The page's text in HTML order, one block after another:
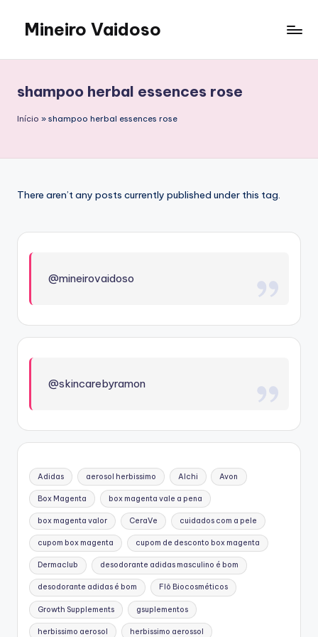
content
Mineiro Vaidoso
Autocuidado
e
Resenhas
shampoo herbal essences rose
Início » shampoo herbal essences rose
There aren’t any posts currently published under this tag.
@mineirovaidoso
@skincarebyramon
Adidas aerosol herbissimo Alchi Avon
Box Magenta box magenta vale a pena
box magenta valor CeraVe cuidados com a pele
cupom box magenta cupom de desconto box magenta
Dermaclub desodorante adidas masculino é bom
desodorante adidas é bom Flô Biocosméticos
Growth Supplements gsuplementos
herbissimo aerosol herbissimo aerossol